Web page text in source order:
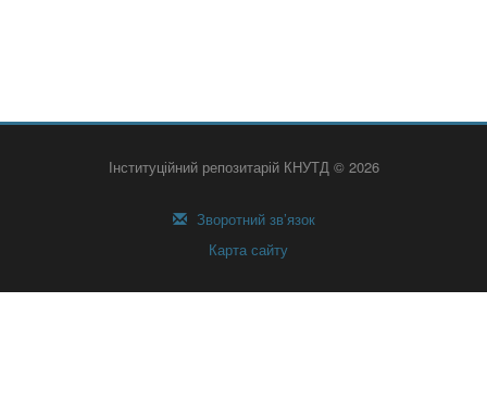
Інституційний репозитарій КНУТД © 2026
Зворотний зв’язок
Карта сайту